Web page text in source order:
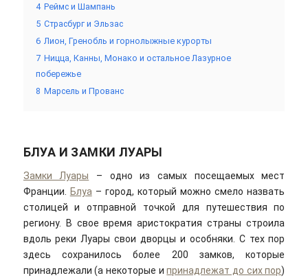
4 Реймс и Шампань
5 Страсбург и Эльзас
6 Лион, Гренобль и горнолыжные курорты
7 Ницца, Канны, Монако и остальное Лазурное
побережье
8 Марсель и Прованс
БЛУА И ЗАМКИ ЛУАРЫ
Замки Луары – одно из самых посещаемых мест
Франции. Блуа– город, который можно смело назвать
столицей и отправной точкой для путешествия по
региону. В свое время аристократия страны строила
вдоль реки Луары свои дворцы и особняки. С тех пор
здесь сохранилось более 200 замков, которые
принадлежали (а некоторые ипринадлежат до сих пор)